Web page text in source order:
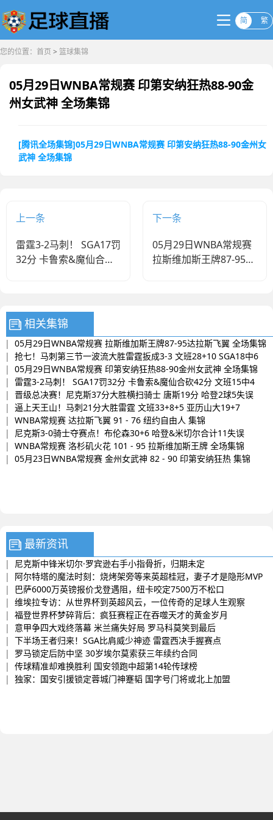
简 繁
您的位置： 首页 > 篮球集锦
05月29日WNBA常规赛 印第安纳狂热88-90金
州女武神 全场集锦
[腾讯全场集锦]05月29日WNBA常规赛 印第安纳狂热88-90金州女
武神 全场集锦
上一条
雷霆3-2马刺！ SGA17罚
32分 卡鲁索&魔仙合砍
下一条
05月29日WNBA常规赛
拉斯维加斯王牌87-95达
相关集锦
| 05月29日WNBA常规赛 拉斯维加斯王牌87-95达拉斯飞翼 全场集锦
| 抢七！马刺第三节一波流大胜雷霆扳成3-3 文班28+10 SGA18中6
| 05月29日WNBA常规赛 印第安纳狂热88-90金州女武神 全场集锦
| 雷霆3-2马刺！ SGA17罚32分 卡鲁索&魔仙合砍42分 文班15中4
| 晋级总决赛！尼克斯37分大胜横扫骑士 唐斯19分 哈登2球5失误
| 逼上天王山！马刺21分大胜雷霆 文班33+8+5 亚历山大19+7
| WNBA常规赛 达拉斯飞翼 91 - 76 纽约自由人 集锦
| 尼克斯3-0骑士夺赛点！布伦森30+6 哈登&米切尔合计11失误
| WNBA常规赛 洛杉矶火花 101 - 95 拉斯维加斯王牌 全场集锦
| 05月23日WNBA常规赛 金州女武神 82 - 90 印第安纳狂热 集锦
最新资讯
| 尼克斯中锋米切尔·罗宾逊右手小指骨折，归期未定
| 阿尔特塔的魔法时刻：烧烤架旁等来英超桂冠，妻子才是隐形MVP
| 巴萨6000万英镑报价戈登遇阻，纽卡咬定7500万不松口
| 维埃拉专访：从世界杯到英超风云，一位传奇的足球人生观察
| 福登世界杯梦碎背后：疯狂赛程正在吞噬天才的黄金岁月
| 意甲争四大戏终落幕 米兰痛失好局 罗马科莫笑到最后
| 下半场王者归来！SGA比肩威少神迹 雷霆西决手握赛点
| 罗马锁定后防中坚 30岁埃尔莫索获三年续约合同
| 传球精准却难换胜利 国安领跑中超第14轮传球榜
| 独家：国安引援锁定蓉城门神蹇韬 国字号门将或北上加盟